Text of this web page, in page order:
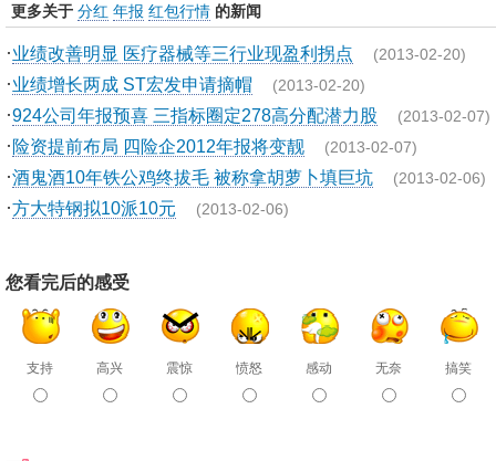
更多关于 分红 年报 红包行情 的新闻
·业绩改善明显 医疗器械等三行业现盈利拐点 (2013-02-20)
·业绩增长两成 ST宏发申请摘帽 (2013-02-20)
·924公司年报预喜 三指标圈定278高分配潜力股 (2013-02-07)
·险资提前布局 四险企2012年报将变靓 (2013-02-07)
·酒鬼酒10年铁公鸡终拔毛 被称拿胡萝卜填巨坑 (2013-02-06)
·方大特钢拟10派10元 (2013-02-06)
您看完后的感受
支持 高兴 震惊 愤怒 感动 无奈 搞笑